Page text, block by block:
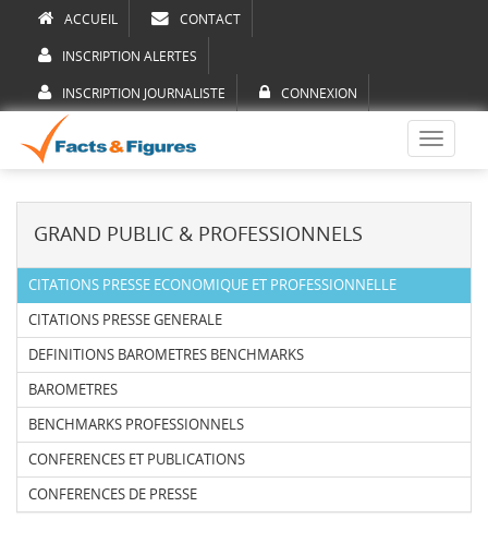
ACCUEIL CONTACT
INSCRIPTION ALERTES
INSCRIPTION JOURNALISTE CONNEXION
Toggle
GRAND PUBLIC & PROFESSIONNELS
CITATIONS PRESSE ECONOMIQUE ET PROFESSIONNELLE
CITATIONS PRESSE GENERALE
DEFINITIONS BAROMETRES BENCHMARKS
BAROMETRES
BENCHMARKS PROFESSIONNELS
CONFERENCES ET PUBLICATIONS
CONFERENCES DE PRESSE